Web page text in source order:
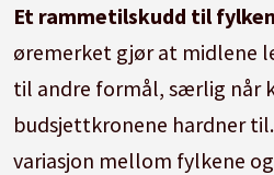
Et rammetilskudd til
øremerket gjør at midlene
til andre formål, særlig når
budsjettkronene hardner
variasjon mellom fylkene